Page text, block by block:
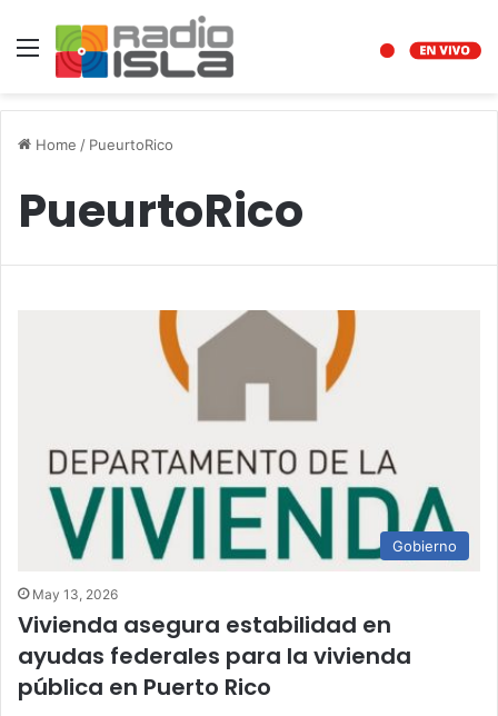
Menu
Home / PueurtoRico
PueurtoRico
Gobierno
May 13, 2026
Vivienda asegura estabilidad en
ayudas federales para la vivienda
pública en Puerto Rico